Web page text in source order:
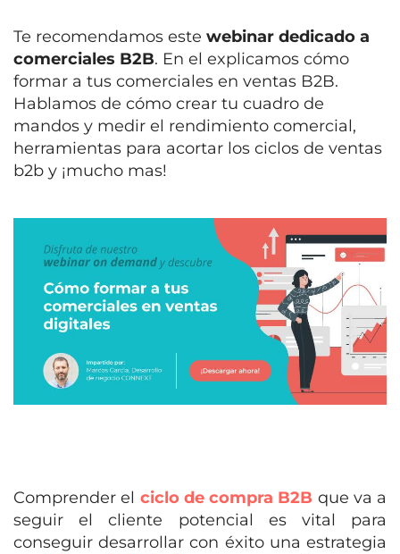
Te recomendamos este webinar dedicado a
comerciales B2B. En el explicamos cómo
formar a tus comerciales en ventas B2B.
Hablamos de cómo crear tu cuadro de
mandos y medir el rendimiento comercial,
herramientas para acortar los ciclos de ventas
b2b y ¡mucho mas!
Comprender el ciclo de compra B2B que va a
seguir el cliente potencial es vital para
conseguir desarrollar con éxito una estrategia